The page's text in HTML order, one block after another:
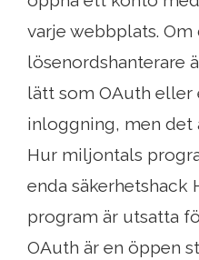
varje webbplats. Om
lösenordshanterare
lätt som OAuth
inloggning, men det
Hur miljontals
enda säkerhetshack
program är utsatta
OAuth är en öppen